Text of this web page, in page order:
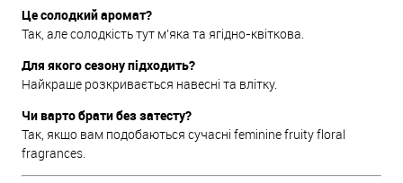
Це солодкий аромат?
Так, але солодкість тут м’яка та ягідно-квіткова.
Для якого сезону підходить?
Найкраще розкривається навесні та влітку.
Чи варто брати без затесту?
Так, якщо вам подобаються сучасні feminine fruity floral
fragrances.